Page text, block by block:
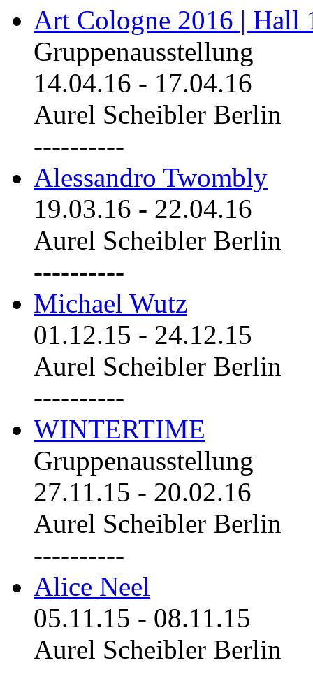
Art Cologne 2016 | Hall
Gruppenausstellung
14.04.16 - 17.04.16
Aurel Scheibler Berlin
----------
Alessandro Twombly
19.03.16 - 22.04.16
Aurel Scheibler Berlin
----------
Michael Wutz
01.12.15 - 24.12.15
Aurel Scheibler Berlin
----------
WINTERTIME
Gruppenausstellung
27.11.15 - 20.02.16
Aurel Scheibler Berlin
----------
Alice Neel
05.11.15 - 08.11.15
Aurel Scheibler Berlin